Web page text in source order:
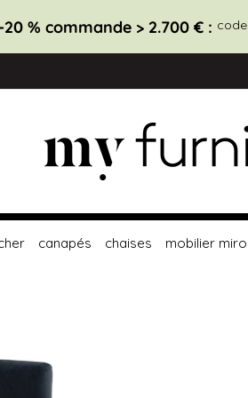
-20 % commande > 2.700 € : code
canapés chaises mobilier